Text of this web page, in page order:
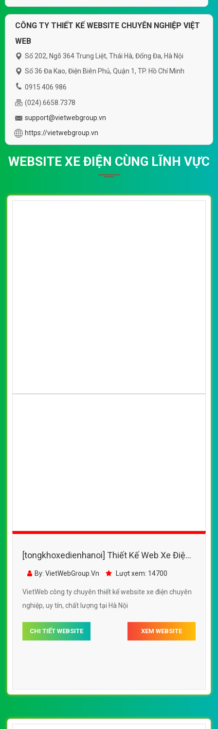
CÔNG TY THIẾT KẾ WEBSITE CHUYÊN NGHIỆP VIỆT
WEB
Số 202, Ngõ 364 Trung Liệt, Thái Hà, Đống Đa, Hà Nội
Số 36 Đa Kao, Điện Biên Phủ, Quận 1, TP. Hồ Chí Minh
0915 406 986
(024).6658.7378
support@vietwebgroup.vn
https://vietwebgroup.vn
WEBSITE XE ĐIỆN CÙNG LĨNH VỰC
[tongkhoxedienhanoi] Thiết Kế Web Xe Điện
Nghĩa Hải đẹp, chuyên nghiệp chuẩn SEO
By: VietWebGroup.Vn Lượt xem: 14700
VietWeb công ty chuyên thiết kế website xe điện chuyên
nghiệp, uy tín, chất lượng tại Hà Nội
CHI TIẾT WEBSITE XEM WEBSITE